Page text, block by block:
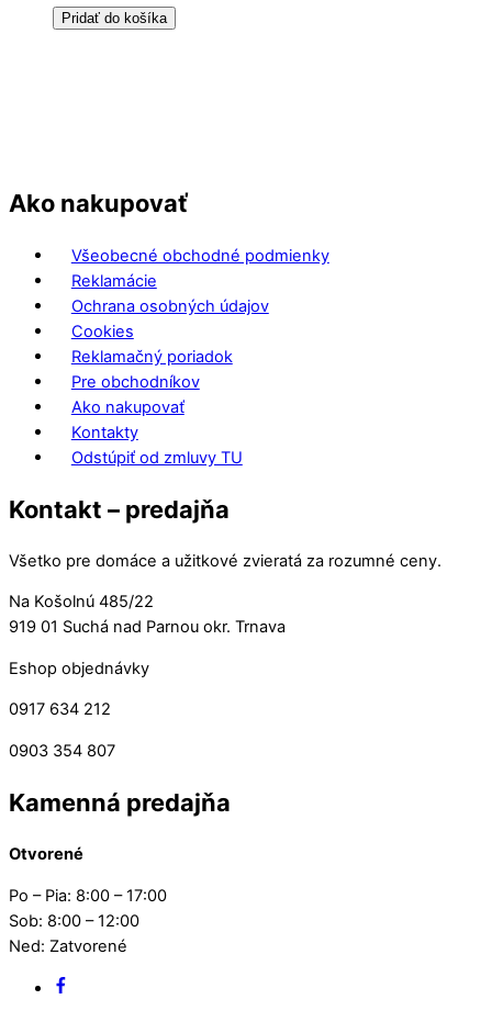
Pridať do košíka
Ako nakupovať
Všeobecné obchodné podmienky
Reklamácie
Ochrana osobných údajov
Cookies
Reklamačný poriadok
Pre obchodníkov
Ako nakupovať
Kontakty
Odstúpiť od zmluvy TU
Kontakt – predajňa
Všetko pre domáce a užitkové zvieratá za rozumné ceny.
Na Košolnú 485/22
919 01 Suchá nad Parnou okr. Trnava
Eshop objednávky
0917 634 212
0903 354 807
Kamenná predajňa
Otvorené
Po – Pia: 8:00 – 17:00
Sob: 8:00 – 12:00
Ned: Zatvorené